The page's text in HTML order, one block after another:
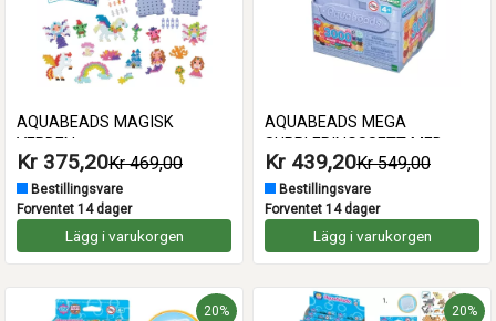
AQUABEADS MAGISK
VERDEN
Kr 375,20Kr 469,00
Bestillingsvare
Forventet 14 dager
Lägg i varukorgen
AQUABEADS MEGA
SUPPLERINGSSETT MED
PERLER I KOFFERT
Kr 439,20Kr 549,00
Bestillingsvare
Forventet 14 dager
Lägg i varukorgen
20% 20%